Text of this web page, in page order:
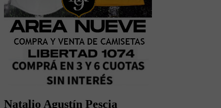
Natalio Agustín Pescia